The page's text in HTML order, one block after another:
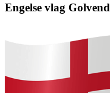
Engelse vlag Golvend